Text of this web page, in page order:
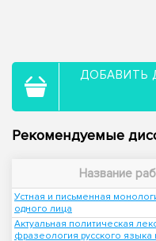
ДОБАВИТЬ
Рекомендуемые
Название
Устная и письменная
одного лица
Актуальная политическая
фразеология русского